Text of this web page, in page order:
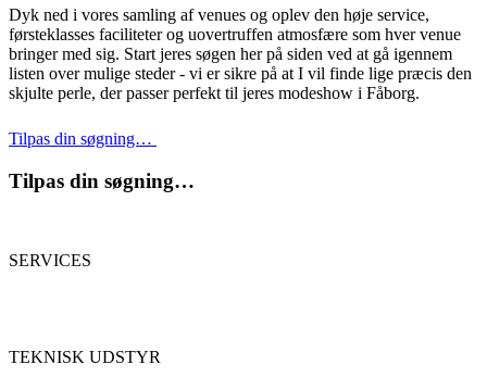
Dyk ned i vores samling af venues og oplev den høje service,
førsteklasses faciliteter og uovertruffen atmosfære som hver venue
bringer med sig. Start jeres søgen her på siden ved at gå igennem
listen over mulige steder - vi er sikre på at I vil finde lige præcis den
skjulte perle, der passer perfekt til jeres modeshow i Fåborg.
Tilpas din søgning…
Tilpas din søgning…
SERVICES
TEKNISK UDSTYR